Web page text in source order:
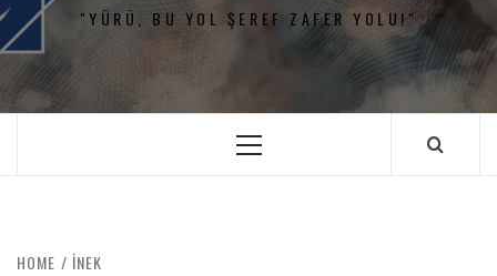
"YÜRÜ, BU YOL ŞEREF ZAFER YOLU!"
HOME İNEK